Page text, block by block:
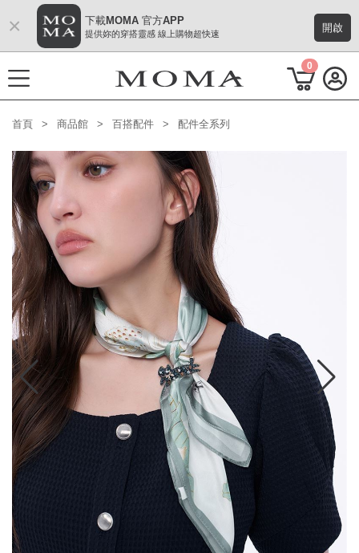
功能選單
2026秋季形象 Mode 風格
熱門主題
每週新品
上身系列
下著系列
連身系列
百搭配件
穿搭美學
關於MOMA
網站須知與政策
× 下載MOMA 官方APP
提供妳的穿搭靈感 線上購物超快速 開啟
0
首頁 商品館 百搭配件 配件全系列